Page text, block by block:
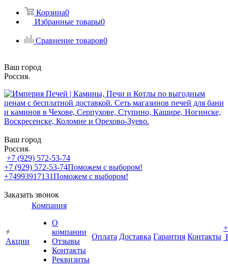
Корзина0
Избранные товары0
Сравнение товаров0
Ваш город
Россия
Ваш город
Россия
+7 (929) 572-53-74
+7 (929) 572-53-74Поможем с выбором!
+74993917131Поможем с выбором!
Заказать звонок
Акции
Компания
О
компании
Отзывы
Контакты
Реквизиты
Оплата Доставка Гарантия Контакты
+